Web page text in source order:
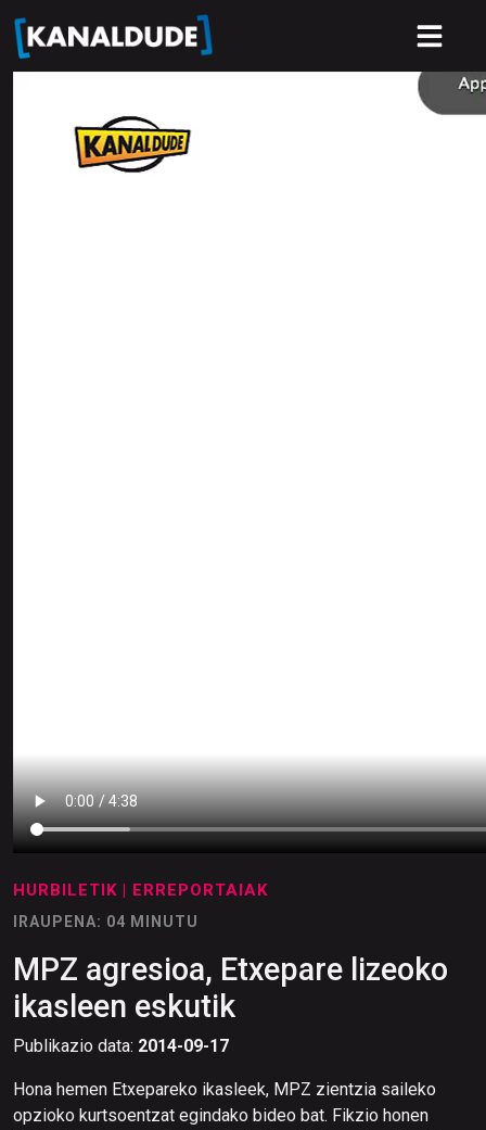
HURBILETIK | ERREPORTAIAK
IRAUPENA: 04 MINUTU
MPZ agresioa, Etxepare lizeoko
ikasleen eskutik
Publikazio data: 2014-09-17
Hona hemen Etxepareko ikasleek, MPZ zientzia saileko
opzioko kurtsoentzat egindako bideo bat. Fikzio honen